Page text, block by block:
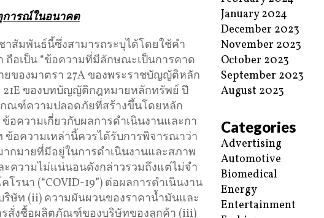
การณ์ในอนาคต
สัมพันธ์นี้ซึ่งสามารถระบุได้โดยใช้คํา
อเป็น “ข้อความที่มีลักษณะเป็นการคาด
ของมาตรา 27A ของพระราชบัญญัติหลัก
21E ของบทบัญญัติกฎหมายหลักทรัพย์ ปี
กณฑ์ความปลอดภัยที่สร้างขึ้นโดยหลัก
ความเกี่ยวกับผลการดําเนินงานและกา
อความเหล่านี้ควรได้รับการพิจารณาว่า
กมายที่มีอยู่ในการดําเนินงานและสภาพ
ความไม่แน่นอนดังกล่าวรวมถึงแต่ไม่จํา
รนา (“COVID-19”) ต่อผลการดําเนินงาน
ริษัท (ii) ความผันผวนของราคาน้ำมันและ
สั่งซื้อผลิตภัณฑ์ของบริษัทของลูกค้า (iii)
January 2024
December 2023
November 2023
October 2023
September 2023
August 2023
Categories
Advertising
Automotive
Biomedical
Energy
Entertainment